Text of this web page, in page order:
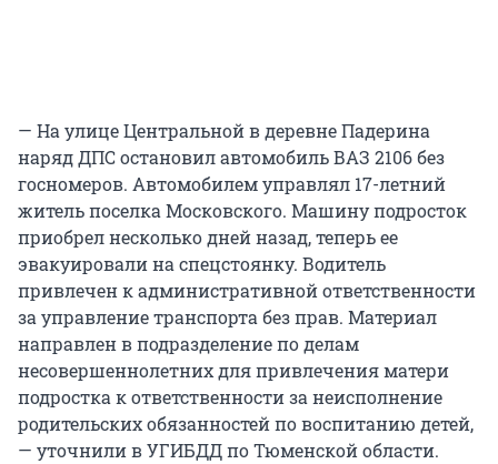
— На улице Центральной в деревне Падерина
наряд ДПС остановил автомобиль ВАЗ 2106 без
госномеров. Автомобилем управлял 17-летний
житель поселка Московского. Машину подросток
приобрел несколько дней назад, теперь ее
эвакуировали на спецстоянку. Водитель
привлечен к административной ответственности
за управление транспорта без прав. Материал
направлен в подразделение по делам
несовершеннолетних для привлечения матери
подростка к ответственности за неисполнение
родительских обязанностей по воспитанию детей,
— уточнили в УГИБДД по Тюменской области.